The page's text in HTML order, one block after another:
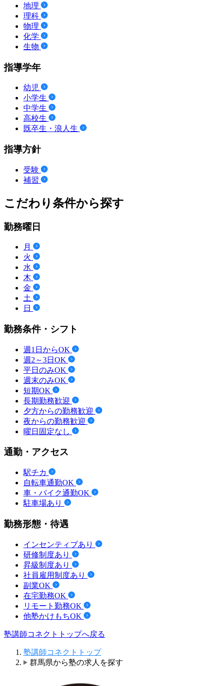
地理
理科
物理
化学
生物
指導学年
幼児
小学生
中学生
高校生
既卒生・浪人生
指導方針
受験
補習
こだわり条件から探す
勤務曜日
月
火
水
木
金
土
日
勤務条件・シフト
週1日からOK
週2～3日OK
平日のみOK
週末のみOK
短期OK
長期勤務歓迎
夕方からの勤務歓迎
夜からの勤務歓迎
曜日固定なし
通勤・アクセス
駅チカ
自転車通勤OK
車・バイク通勤OK
駐車場あり
勤務形態・待遇
インセンティブあり
研修制度あり
昇級制度あり
社員雇用制度あり
副業OK
在宅勤務OK
リモート勤務OK
他塾かけもちOK
塾講師コネクトトップへ戻る
塾講師コネクトトップ
群馬県から塾の求人を探す